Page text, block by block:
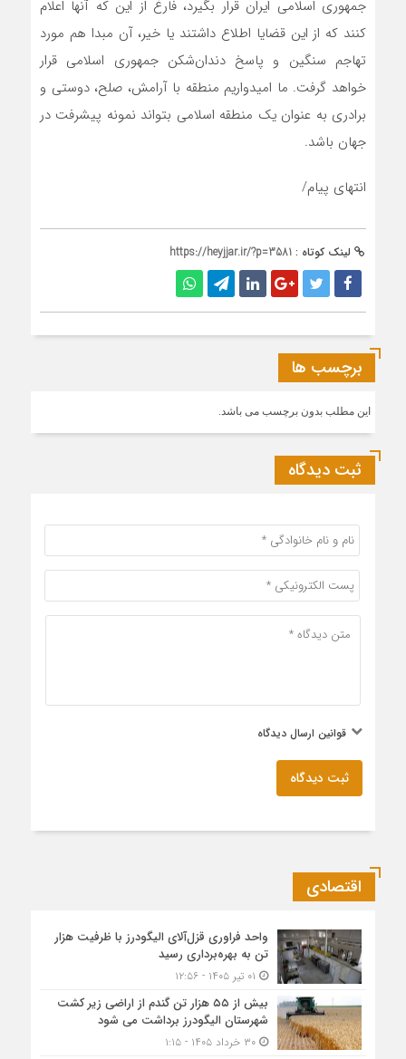
جمهوری اسلامی ایران قرار بگیرد، فارغ از این که آنها اعلام
کنند که از این قضایا اطلاع داشتند یا خیر، آن مبدا هم مورد
تهاجم سنگین و پاسخ دندان‌شکن جمهوری اسلامی قرار
خواهد گرفت. ما امیدواریم منطقه با آرامش، صلح، دوستی و
برادری به عنوان یک منطقه اسلامی بتواند نمونه پیشرفت در
جهان باشد.
انتهای پیام/
لینک کوتاه : https://heyjjar.ir/?p=3581
برچسب ها
این مطلب بدون برچسب می باشد.
ثبت دیدگاه
قوانین ارسال دیدگاه
ثبت دیدگاه
اقتصادی
واحد فراوری قزل‌آلای الیگودرز با ظرفیت هزار
تن به بهره‌برداری رسید
بیش از ۵۵ هزار تن گندم از اراضی زیر کشت
شهرستان الیگودرز برداشت می شود
۳۰ خرداد ۱۴۰۵ - ۱:۱۵